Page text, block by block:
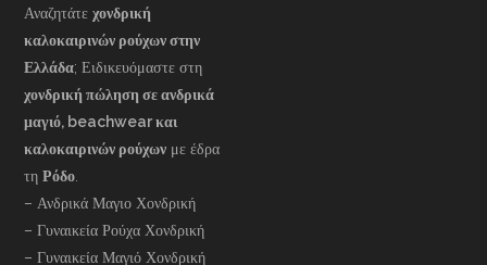
Αναζητάτεχονδρική
καλοκαιρινών ρούχων στην
Ελλάδα; Ειδικευόμαστε στη
χονδρική πώληση σε ανδρικά
μαγιό, beachwear και
καλοκαιρινών ρούχων με έδρα
τηΡόδο.
– Ανδρικά Μαγιο Χονδρική
– Γυναικεία Ρούχα Χονδρική
– Γυναικεία Μαγιό Χονδρική